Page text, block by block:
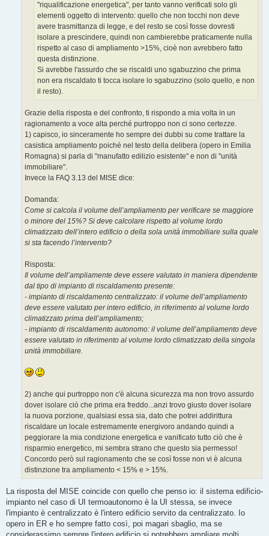
"riqualificazione energetica", per tanto vanno verificati solo gli
elementi oggetto di intervento: quello che non tocchi non deve
avere trasmittanza di legge, e del resto se così fosse dovresti
isolare a prescindere, quindi non cambierebbe praticamente nulla
rispetto al caso di ampliamento >15%, cioè non avrebbero fatto
questa distinzione.
Si avrebbe l'assurdo che se riscaldi uno sgabuzzino che prima
non era riscaldato ti tocca isolare lo sgabuzzino (solo quello, e non
il resto).
Grazie della risposta e del confronto, ti rispondo a mia volta in un
ragionamento a voce alta perché purtroppo non ci sono certezze.
1) capisco, io sinceramente ho sempre dei dubbi su come trattare la
casistica ampliamento poiché nel testo della delibera (opero in Emilia
Romagna) si parla di "manufatto edilizio esistente" e non di "unità
immobiliare".
Invece la FAQ 3.13 del MISE dice:
Domanda:
Come si calcola il volume dell’ampliamento per verificare se maggiore
o minore del 15%? Si deve calcolare rispetto al volume lordo
climatizzato dell’intero edificio o della sola unità immobiliare sulla quale
si sta facendo l’intervento?
Risposta:
Il volume dell’ampliamente deve essere valutato in maniera dipendente
dal tipo di impianto di riscaldamento presente:
- impianto di riscaldamento centralizzato: il volume dell’ampliamento
deve essere valutato per intero edificio, in riferimento al volume lordo
climatizzato prima dell’ampliamento;
- impianto di riscaldamento autonomo: il volume dell’ampliamento deve
essere valutato in riferimento al volume lordo climatizzato della singola
unità immobiliare.
2) anche qui purtroppo non c'è alcuna sicurezza ma non trovo assurdo
dover isolare ciò che prima era freddo...anzi trovo giusto dover isolare
la nuova porzione, qualsiasi essa sia, dato che potrei addirittura
riscaldare un locale estremamente energivoro andando quindi a
peggiorare la mia condizione energetica e vanificato tutto ciò che è
risparmio energetico, mi sembra strano che questo sia permesso!
Concordo però sul ragionamento che se così fosse non vi è alcuna
distinzione tra ampliamento < 15% e > 15%.
La risposta del MISE coincide con quello che penso io: il sistema edificio-
impianto nel caso di UI termoautonomo è la UI stessa, se invece
l'impianto è centralizzato è l'intero edificio servito da centralizzato. Io
opero in ER e ho sempre fatto così, poi magari sbaglio, ma se